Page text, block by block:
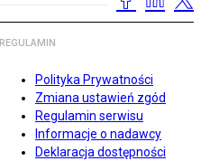
REGULAMIN
Polityka Prywatności
Zmiana ustawień zgód
Regulamin serwisu
Informacje o nadawcy
Deklaracja dostępności